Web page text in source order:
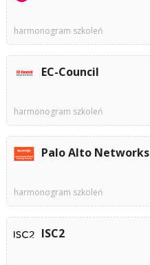
harmonogram szkoleń
EC-Council
harmonogram szkoleń
Palo Alto Networks
harmonogram szkoleń
ISC2